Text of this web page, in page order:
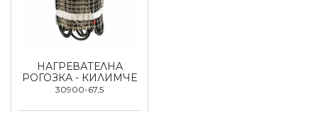
НАГРЕВАТЕЛНА
РОГОЗКА - КИЛИМЧЕ
30900-67,5